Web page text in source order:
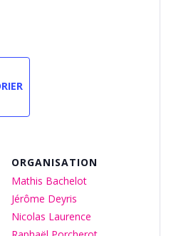
ORGANISATION
Mathis Bachelot
Jérôme Deyris
Nicolas Laurence